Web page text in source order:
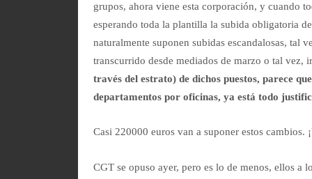
grupos, ahora viene esta corporación, y cuando
esperando toda la plantilla la subida obligatoria
naturalmente suponen subidas escandalosas, tal
transcurrido desde mediados de marzo o tal vez,
través del estrato) de dichos puestos, parece
departamentos por oficinas, ya está todo
Casi 220000 euros van a suponer estos cambios.
CGT se opuso ayer, pero es lo de menos, ellos a